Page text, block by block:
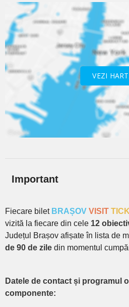
VEZI
Important
Fiecare bilet BRAȘOV VISIT
vizită la fiecare din cele 12
Județul Brașov afișate în lista de
de 90 de zile din momentul
Datele de contact și programul
componente: